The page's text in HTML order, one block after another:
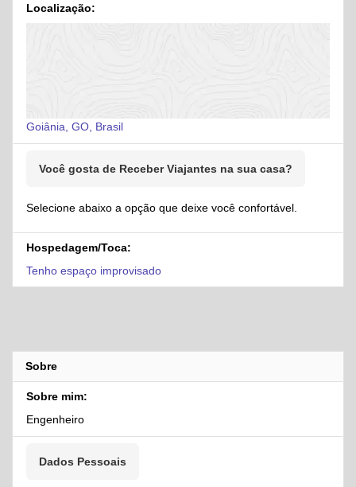
Localização:
Goiânia, GO, Brasil
Você gosta de Receber Viajantes na sua casa?
Selecione abaixo a opção que deixe você confortável.
Hospedagem/Toca:
Tenho espaço improvisado
Sobre
Sobre mim:
Engenheiro
Dados Pessoais